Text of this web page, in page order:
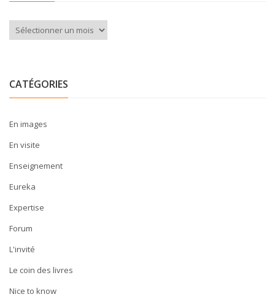
Archives
CATÉGORIES
En images
En visite
Enseignement
Eureka
Expertise
Forum
L'invité
Le coin des livres
Nice to know